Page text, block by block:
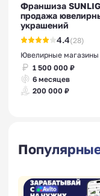
Франшиза
продажа
украшений
4.4(28)
Ювелирные магазины
1 500 000 ₽
6 месяцев
200 000 ₽